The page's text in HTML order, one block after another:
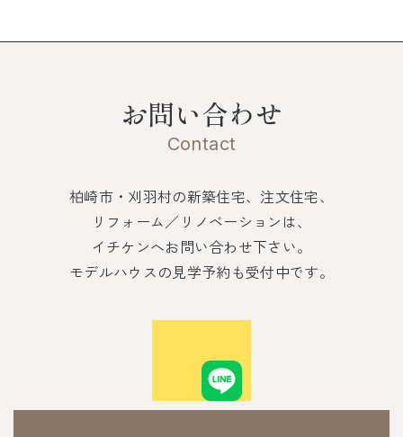
お問い合わせ
Contact
柏崎市・刈羽村の新築住宅、注文住宅、
リフォーム／リノベーションは、
イチケンへお問い合わせ下さい。
モデルハウスの見学予約も受付中です。